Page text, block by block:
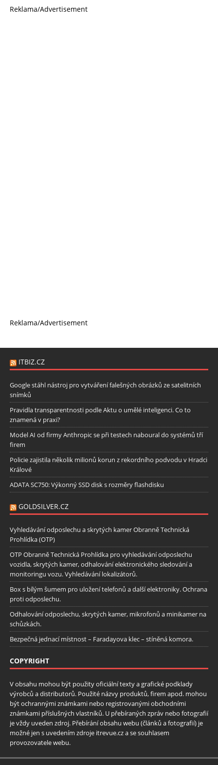
Reklama/Advertisement
Reklama/Advertisement
ITBIZ.CZ
Google stáhl nástroj pro vytváření falešných obrázků ze satelitních
snímků
Pravidla transparentnosti podle Aktu o umělé inteligenci. Co to
znamená v praxi?
Model AI od firmy Anthropic se při testech naboural do systémů tří
firem
Policie zajistila několik milionů korun z rekordního podvodu v Hradci
Králové
ADATA SC750: Výkonný SSD disk s rozměry flashdisku
GOLDSILVER.CZ
Vyhledávání odposlechu a skrytých kamer Obranně Technická
Prohlídka (OTP)
OTP Obranně Technická Prohlídka pro vyhledávání odposlechu
vozidla, skrytých kamer, odhalování elektronického sledování a
monitoringu vozu. Vyhledávání lokalizátorů.
Box s bílým šumem pro uložení telefonů a další elektroniky. Ochrana
proti odposlechu.
Odhalování odposlechu, skrytých kamer, mikrofonů a minikamer na
schůzkách.
Bezpečná jednací místnost – Faradayova klec – stíněná komora.
COPYRIGHT
V obsahu mohou být použity oficiální texty a grafické podklady
výrobců a distributorů. Použité názvy produktů, firem apod. mohou
být ochrannými známkami nebo registrovanými obchodními
známkami příslušných vlastníků. U přebíraných zpráv nebo fotografií
je vždy uveden zdroj. Přebírání obsahu webu (článků a fotografií) je
možné jen s uvedením zdroje itrevue.cz a se souhlasem
provozovatele webu.